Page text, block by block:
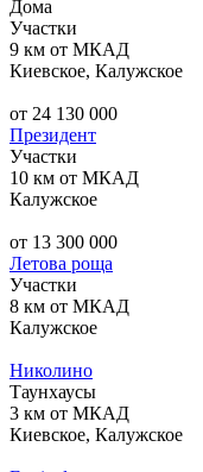
Дома
Участки
9 км от МКАД
Киевское, Калужское
от 24 130 000
Президент
Участки
10 км от МКАД
Калужское
от 13 300 000
Летова роща
Участки
8 км от МКАД
Калужское
Николино
Таунхаусы
3 км от МКАД
Киевское, Калужское